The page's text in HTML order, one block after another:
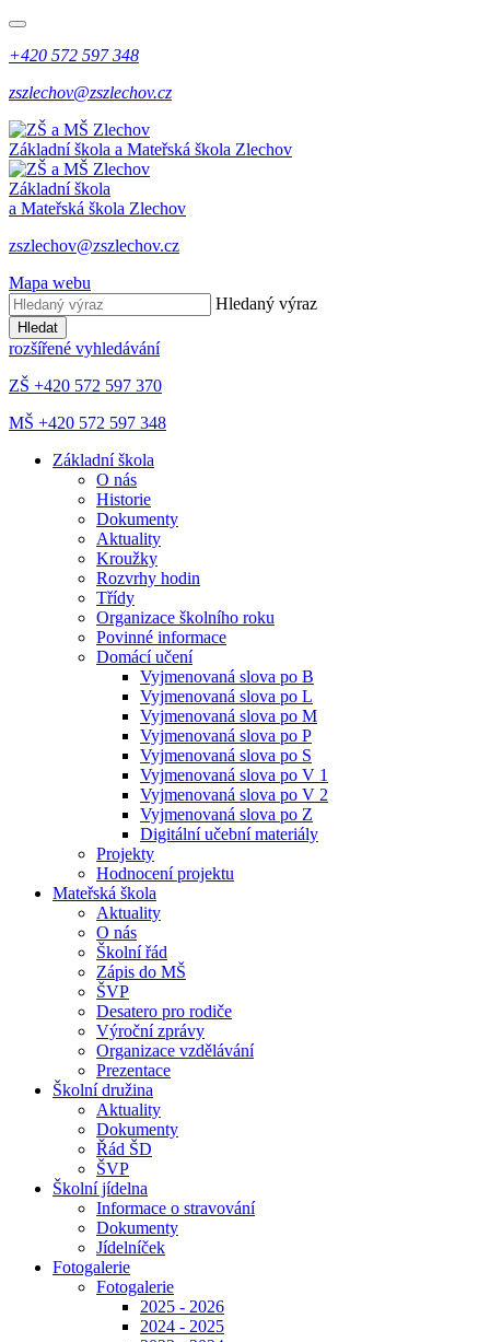
+420 572 597 348
zszlechov@zszlechov.cz
Základní škola a Mateřská škola Zlechov
Základní škola
a Mateřská škola Zlechov
zszlechov@zszlechov.cz
Mapa webu
Hledaný výraz
Hledat
rozšířené vyhledávání
ZŠ +420 572 597 370
MŠ +420 572 597 348
Základní škola
O nás
Historie
Dokumenty
Aktuality
Kroužky
Rozvrhy hodin
Třídy
Organizace školního roku
Povinné informace
Domácí učení
Vyjmenovaná slova po B
Vyjmenovaná slova po L
Vyjmenovaná slova po M
Vyjmenovaná slova po P
Vyjmenovaná slova po S
Vyjmenovaná slova po V 1
Vyjmenovaná slova po V 2
Vyjmenovaná slova po Z
Digitální učební materiály
Projekty
Hodnocení projektu
Mateřská škola
Aktuality
O nás
Školní řád
Zápis do MŠ
ŠVP
Desatero pro rodiče
Výroční zprávy
Organizace vzdělávání
Prezentace
Školní družina
Aktuality
Dokumenty
Řád ŠD
ŠVP
Školní jídelna
Informace o stravování
Dokumenty
Jídelníček
Fotogalerie
Fotogalerie
2025 - 2026
2024 - 2025